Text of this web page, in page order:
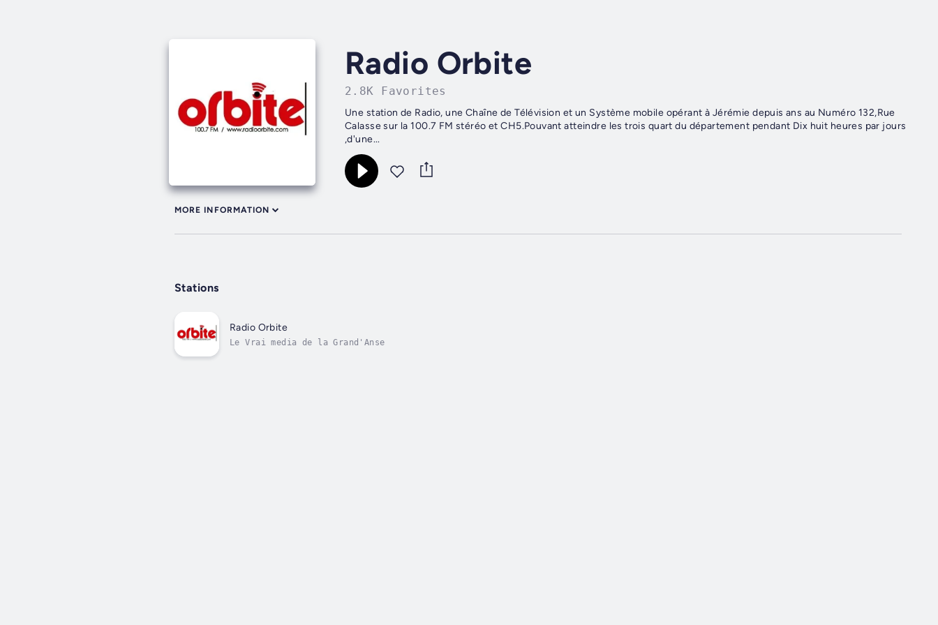
Radio Orbite
2.8K Favorites
Une station de Radio, une Chaîne de Télévision et un Système mobile opérant à Jérémie depuis ans au Numéro 132,Rue
Calasse sur la 100.7 FM stéréo et CH5.Pouvant atteindre les trois quart du département pendant Dix huit heures par jours
,d'une...
MORE INFORMATION
Stations
Radio Orbite
Le Vrai media de la Grand'Anse